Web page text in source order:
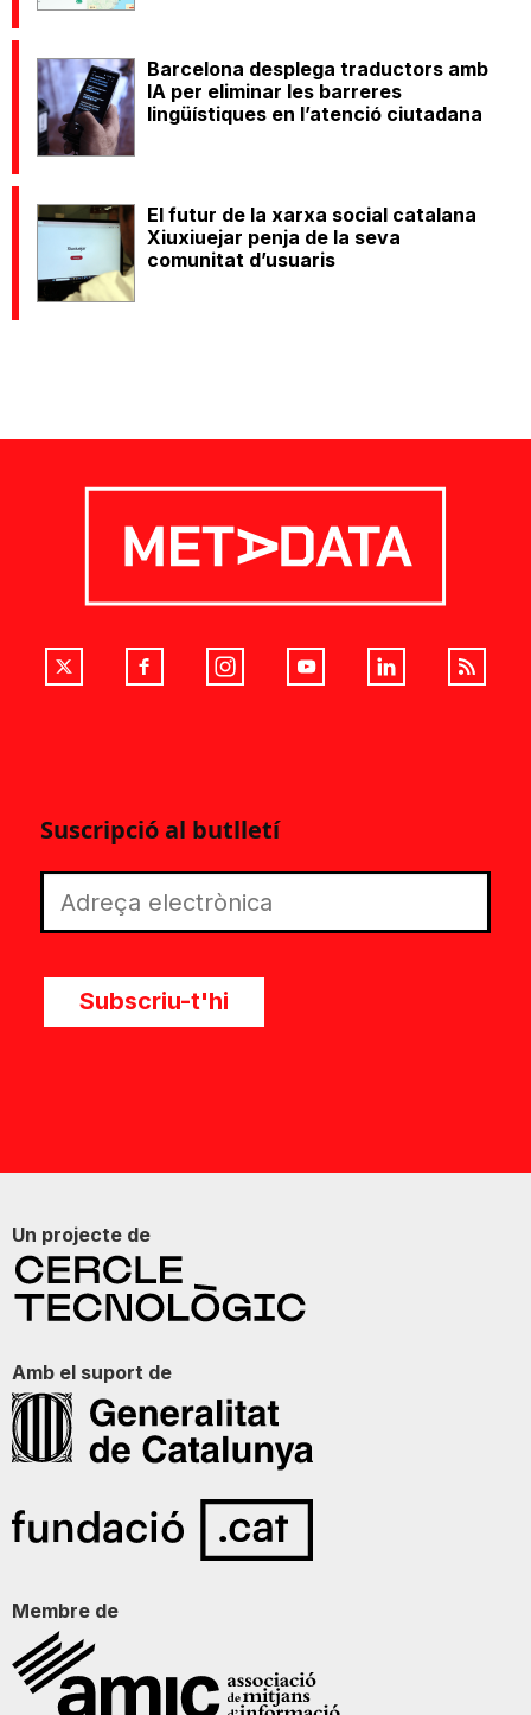
Barcelona desplega traductors amb
IA per eliminar les barreres
lingüístiques en l’atenció ciutadana
El futur de la xarxa social catalana
Xiuxiuejar penja de la seva
comunitat d’usuaris
Suscripció al butlletí
Subscriu-t'hi
Un projecte de
Amb el suport de
Membre de